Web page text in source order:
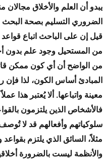
يبدو أن العلم والأخلاق مجالان
الضروري التسليم بصحة البحث
قيل إن على الباحث اتباع قواعد
من المستحيل وجود علم بدون
من الواضح أن أي كون ممكن
المبادئ أساس الكون، لذا فإن
معينة واتباعها. ألا يُعتبر هذا
فالأشخاص الذين يلتزمون
سلوكياتهم وأفعالهم قد لا تُوصف
مثلاً، السائق الذي يلتزم
والأنظمة ليست بالضرورة